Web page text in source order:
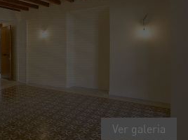
Ver galeria